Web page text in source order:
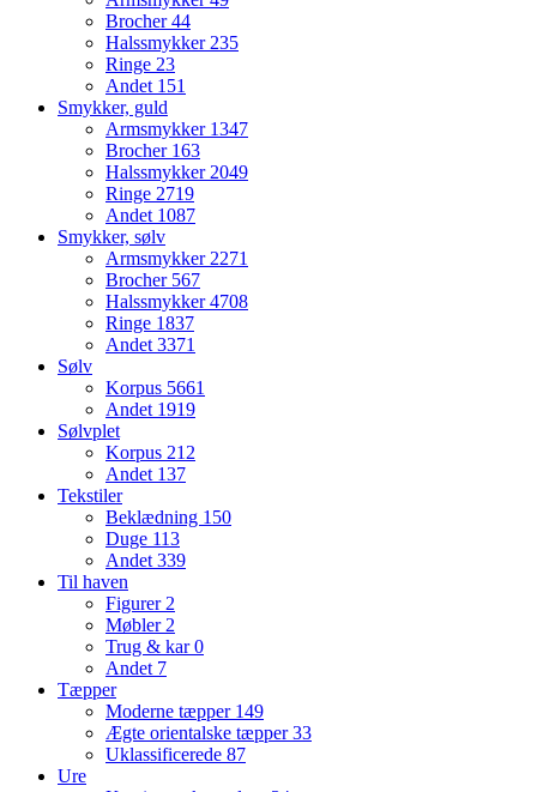
Brocher44
Halssmykker 235
Ringe 23
Andet 151
Smykker, guld
Armsmykker 1347
Brocher 163
Halssmykker 2049
Ringe 2719
Andet 1087
Smykker, sølv
Armsmykker 2271
Brocher 567
Halssmykker4708
Ringe 1837
Andet 3371
Sølv
Korpus 5661
Andet 1919
Sølvplet
Korpus 212
Andet 137
Tekstiler
Beklædning 150
Duge 113
Andet 339
Til haven
Figurer 2
Møbler 2
Trug & kar0
Andet 7
Tæpper
Moderne tæpper 149
Ægte orientalske tæpper33
Uklassificerede 87
Ure